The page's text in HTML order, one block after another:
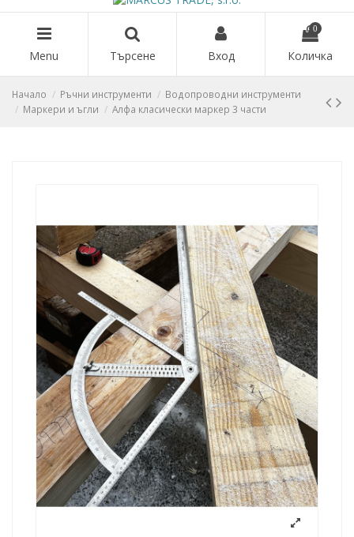
Menu Търсене Вход
0
Количка
Начало Ръчни инструменти
Водопроводни инструменти
Маркери и ъгли
Алфа класически маркер 3 части